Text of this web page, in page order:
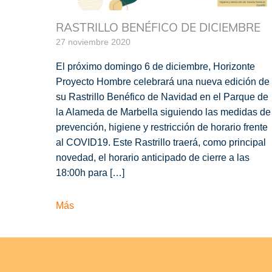
RASTRILLO BENÉFICO DE DICIEMBRE
27 noviembre 2020
El próximo domingo 6 de diciembre, Horizonte
Proyecto Hombre celebrará una nueva edición de
su Rastrillo Benéfico de Navidad en el Parque de
la Alameda de Marbella siguiendo las medidas de
prevención, higiene y restricción de horario frente
al COVID19. Este Rastrillo traerá, como principal
novedad, el horario anticipado de cierre a las
18:00h para […]
Más